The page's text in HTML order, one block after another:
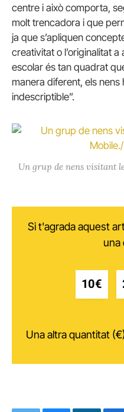
centre i això comporta,
molt trencadora i que
ja que s’apliquen
creativitat o l’originalitat a
escolar és tan quadrat
manera diferent, els
indescriptible”.
Un grup de nens visitant
Si t'agrada aquest
una
10€
Una altra quantitat